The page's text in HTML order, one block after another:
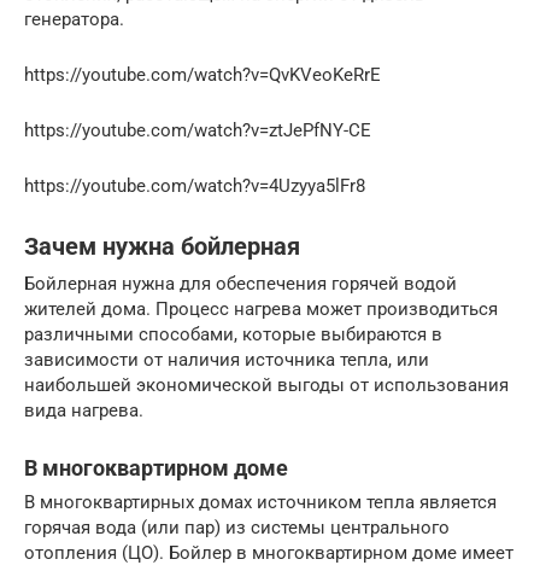
генератора.
https://youtube.com/watch?v=QvKVeoKeRrE
https://youtube.com/watch?v=ztJePfNY-CE
https://youtube.com/watch?v=4Uzyya5lFr8
Зачем нужна бойлерная
Бойлерная нужна для обеспечения горячей водой
жителей дома. Процесс нагрева может производиться
различными способами, которые выбираются в
зависимости от наличия источника тепла, или
наибольшей экономической выгоды от использования
вида нагрева.
В многоквартирном доме
В многоквартирных домах источником тепла является
горячая вода (или пар) из системы центрального
отопления (ЦО). Бойлер в многоквартирном доме имеет